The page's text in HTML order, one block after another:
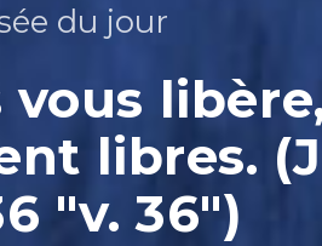
du jour
vous
libres.
"v. 36")